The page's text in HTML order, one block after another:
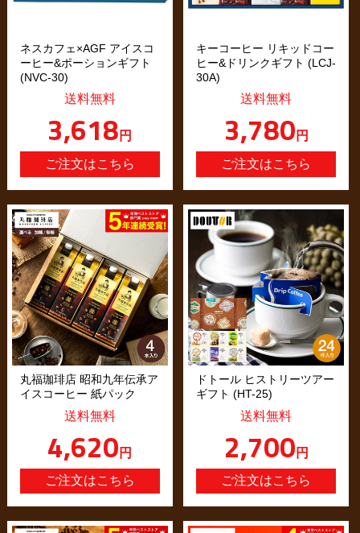
ネスカフェ×AGF アイスコ
ーヒー&ポーションギフト
(NVC-30)
送料無料
3,618円
キーコーヒー リキッドコー
ヒー&ドリンクギフト (LCJ-
30A)
送料無料
3,780円
丸福珈琲店 昭和九年伝承ア
イスコーヒー 紙パック
送料無料
4,620円
ドトール ヒストリーツアー
ギフト (HT-25)
送料無料
2,700円